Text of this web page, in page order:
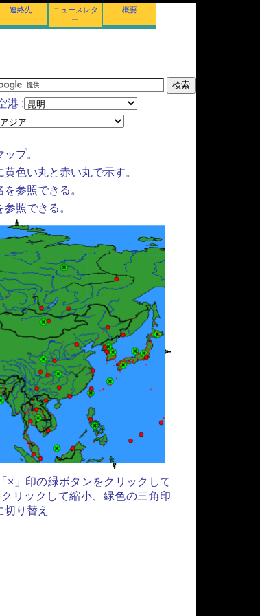
連絡先
ニュースレタ
ー
概要
港 :
プ。
色い丸と赤い丸で示す。
参照できる。
照できる。
×」印の緑ボタンをクリックして
リックして縮小、緑色の三角印
り替え